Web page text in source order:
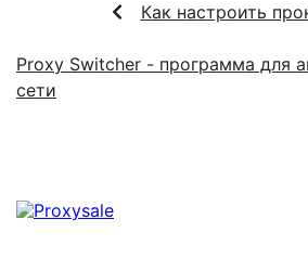
Как настроить
Proxy Switcher - программа для
сети